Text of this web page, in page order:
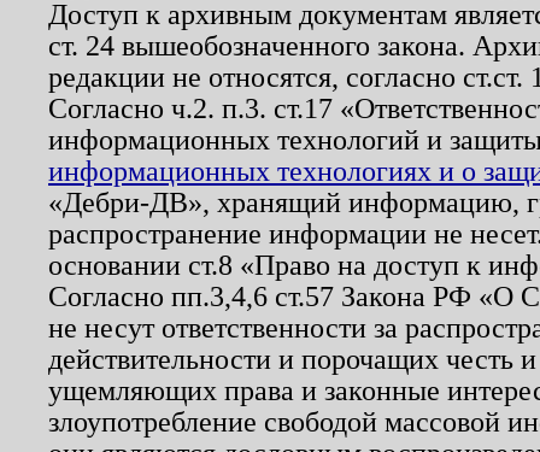
Доступ к архивным документам
ст. 24 вышеобозначенного закона.
редакции не относятся, согласно
Согласно ч.2. п.3. ст.17
информационных технологий и
информационных технологиях и о
«Дебри-ДВ», хранящий информацию,
распространение информации не
основании ст.8 «Право на доступ к
Согласно пп.3,4,6 ст.57 Закона РФ «О
не несут ответственности за
действительности и порочащих честь
ущемляющих права и законные
злоупотребление свободой массовой